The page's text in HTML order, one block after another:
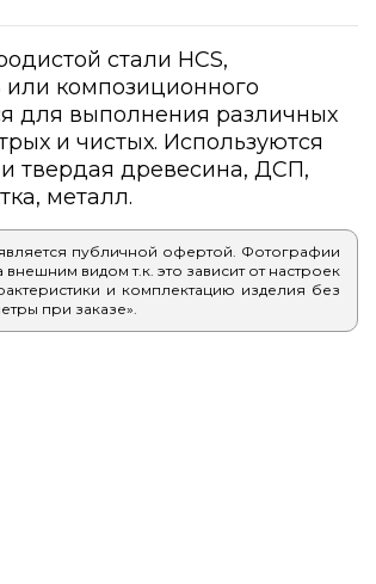
стали HCS,
композиционного
для выполнения различных
и чистых. Используются
твердая древесина, ДСП,
металл.
публичной офертой. Фотографии
видом т.к. это зависит от настроек
и комплектацию изделия без
при заказе».